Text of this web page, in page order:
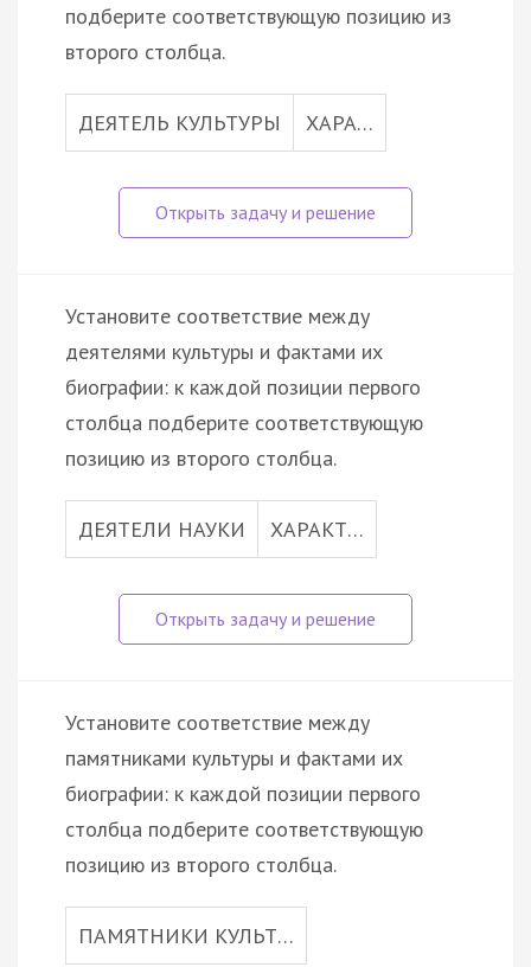
подберите соответствующую позицию из
второго столбца.
ДЕЯТЕЛЬ КУЛЬТУРЫ ХАРА…
Установите соответствие между
деятелями культуры и фактами их
биографии: к каждой позиции первого
столбца подберите соответствующую
позицию из второго столбца.
ДЕЯТЕЛИ НАУКИ ХАРАКТ…
Установите соответствие между
памятниками культуры и фактами их
биографии: к каждой позиции первого
столбца подберите соответствующую
позицию из второго столбца.
ПАМЯТНИКИ КУЛЬТ…